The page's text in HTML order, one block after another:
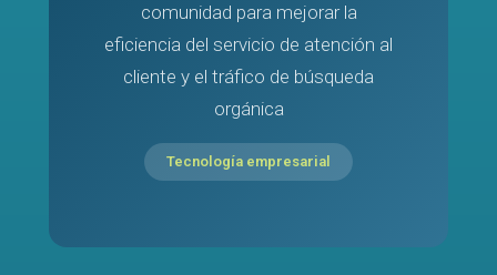
comunidad para mejorar la
eficiencia del servicio de atención al
cliente y el tráfico de búsqueda
orgánica
Tecnología empresarial